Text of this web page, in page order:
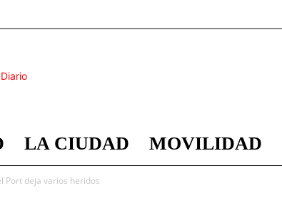
LA CIUDAD MOVILIDAD
Port deja varios heridos